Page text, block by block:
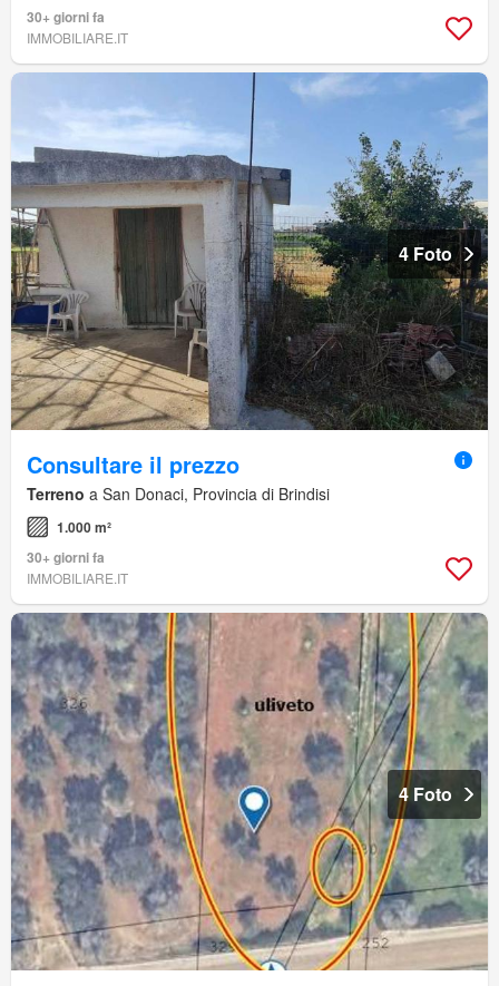
30+ giorni fa
IMMOBILIARE.IT
4 Foto
Consultare il prezzo
Terreno a San Donaci, Provincia di Brindisi
1.000 m²
30+ giorni fa
IMMOBILIARE.IT
4 Foto